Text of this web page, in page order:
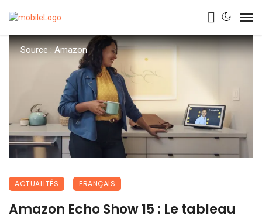
Source : Amazon
ACTUALITÉS FRANÇAIS
Amazon Echo Show 15 : Le tableau